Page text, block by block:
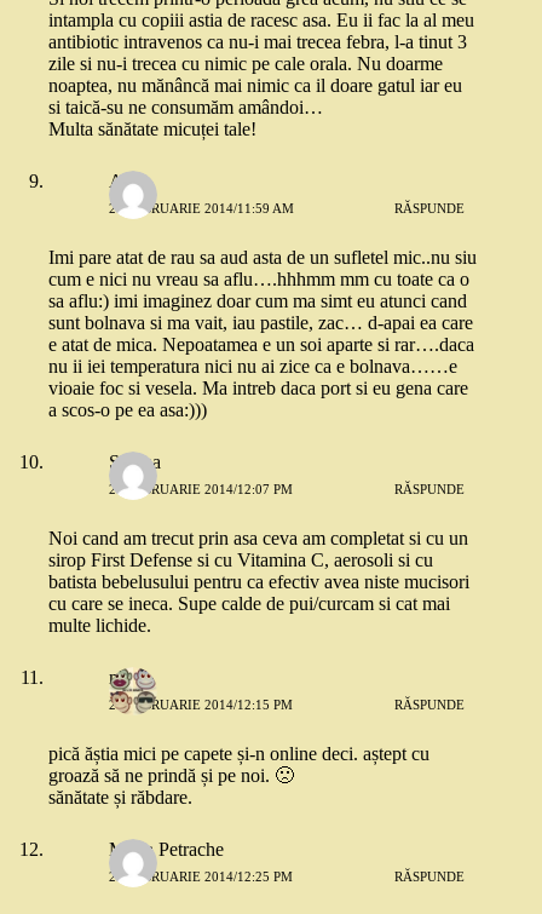
intampla cu copiii astia de racesc asa. Eu ii fac la al meu
antibiotic intravenos ca nu-i mai trecea febra, l-a tinut 3
zile si nu-i trecea cu nimic pe cale orala. Nu doarme
noaptea, nu mănâncă mai nimic ca il doare gatul iar eu
si taică-su ne consumăm amândoi…
Multa sănătate micuței tale!
Anca
26 FEBRUARIE 2014/11:59 AM RĂSPUNDE
Imi pare atat de rau sa aud asta de un sufletel mic..nu siu
cum e nici nu vreau sa aflu….hhhmm mm cu toate ca o
sa aflu:) imi imaginez doar cum ma simt eu atunci cand
sunt bolnava si ma vait, iau pastile, zac… d-apai ea care
e atat de mica. Nepoatamea e un soi aparte si rar….daca
nu ii iei temperatura nici nu ai zice ca e bolnava……e
vioaie foc si vesela. Ma intreb daca port si eu gena care
a scos-o pe ea asa:)))
Sabina
26 FEBRUARIE 2014/12:07 PM RĂSPUNDE
Noi cand am trecut prin asa ceva am completat si cu un
sirop First Defense si cu Vitamina C, aerosoli si cu
batista bebelusului pentru ca efectiv avea niste mucisori
cu care se ineca. Supe calde de pui/curcam si cat mai
multe lichide.
mara
26 FEBRUARIE 2014/12:15 PM RĂSPUNDE
pică ăștia mici pe capete și-n online deci. aștept cu
groază să ne prindă și pe noi. 🙁
sănătate și răbdare.
Maria Petrache
26 FEBRUARIE 2014/12:25 PM RĂSPUNDE